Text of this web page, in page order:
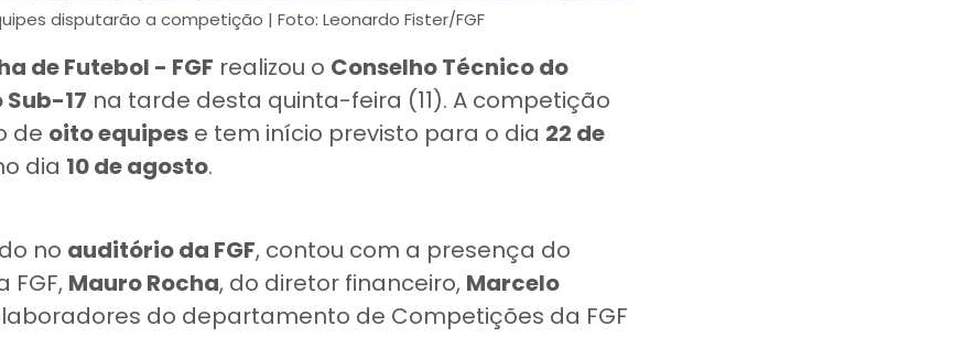
disputarão a competição | Foto: Leonardo Fister/FGF
de Futebol - FGF realizou o Conselho Técnico do
17 na tarde desta quinta-feira (11). A competição
de oito equipes e tem início previsto para o dia 22 de
dia 10 de agosto.
no auditório da FGF, contou com a presença do
Mauro Rocha, do diretor financeiro, Marcelo
do departamento de Competições da FGF